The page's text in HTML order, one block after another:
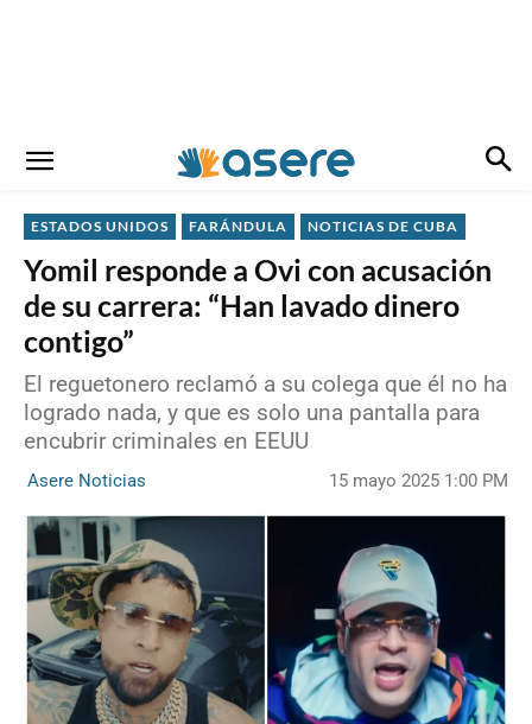
ESTADOS UNIDOS FARÁNDULA NOTICIAS DE CUBA
Yomil responde a Ovi con acusación
de su carrera: “Han lavado dinero
contigo”
El reguetonero reclamó a su colega que él no ha
logrado nada, y que es solo una pantalla para
encubrir criminales en EEUU
Asere Noticias 15 mayo 2025 1:00 PM